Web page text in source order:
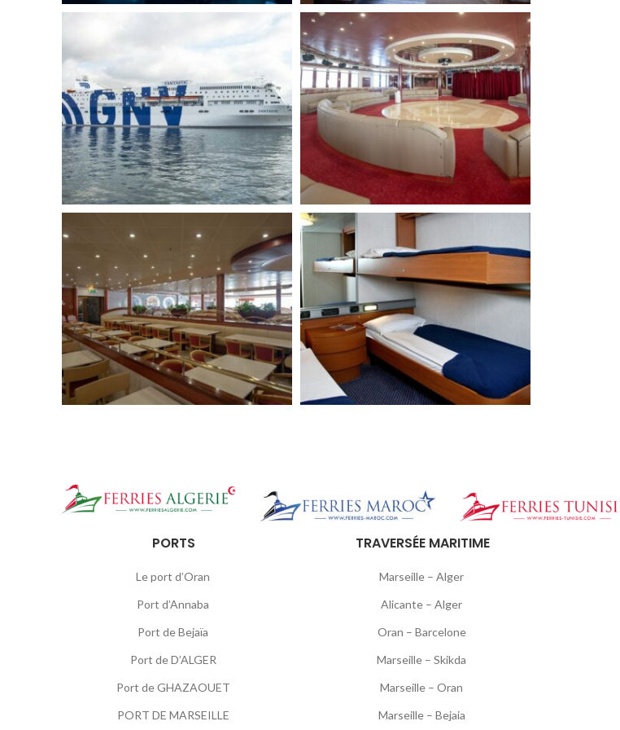
PORTS
Le port d’Oran
Port d’Annaba
Port de Bejaïa
Port de D’ALGER
Port de GHAZAOUET
PORT DE MARSEILLE
TRAVERSÉE MARITIME
Marseille – Alger
Alicante – Alger
Oran – Barcelone
Marseille – Skikda
Marseille – Oran
Marseille – Bejaia